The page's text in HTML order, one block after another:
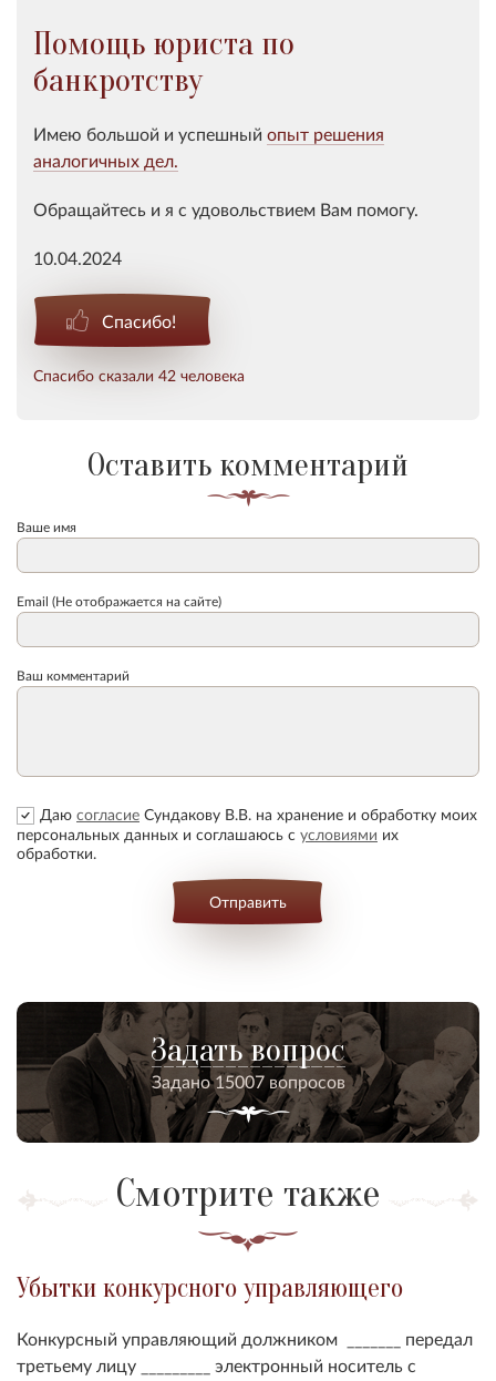
Помощь юриста по
банкротству
Имею большой и успешный опыт решения
аналогичных дел.
Обращайтесь и я с удовольствием Вам помогу.
10.04.2024
Спасибо!
Спасибо сказали 42 человека
Оставить комментарий
Ваше имя
Email (Не отображается на сайте)
Ваш комментарий
Даю согласие Сундакову В.В. на хранение и обработку моих
персональных данных и соглашаюсь с условиями их
обработки.
Отправить
Задать вопрос
Задано 15007 вопросов
Смотрите также
Убытки конкурсного управляющего
Конкурсный управляющий должником _______ передал
третьему лицу _________ электронный носитель с